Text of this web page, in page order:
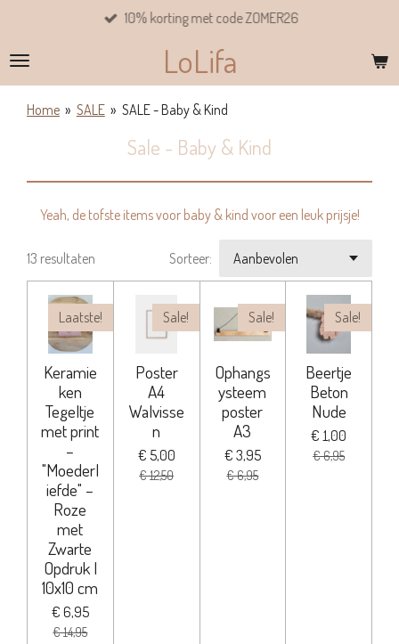
naar
de
hoofdinhoud
LoLifa
10% korting met code ZOMER26
Home » SALE » SALE - Baby & Kind
Sale - Baby & Kind
Yeah, de tofste items voor baby & kind voor een leuk prijsje!
13 resultaten Sorteer:
Laatste!
Keramie
ken
Tegeltje
met print
–
"Moederl
iefde" –
Roze
met
Zwarte
Opdruk |
10x10 cm
€ 6,95
€ 14,95
Sale!
Poster
A4
Walvisse
n
€ 5,00
€ 12,50
Sale!
Ophangs
ysteem
poster
A3
€ 3,95
€ 6,95
Sale!
Beertje
Beton
Nude
€ 1,00
€ 6,95